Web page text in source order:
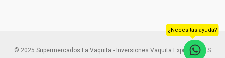
© 2025 Supermercados La Vaquita - Inversiones Vaquita Express S.A.S
¿Necesitas ayuda?